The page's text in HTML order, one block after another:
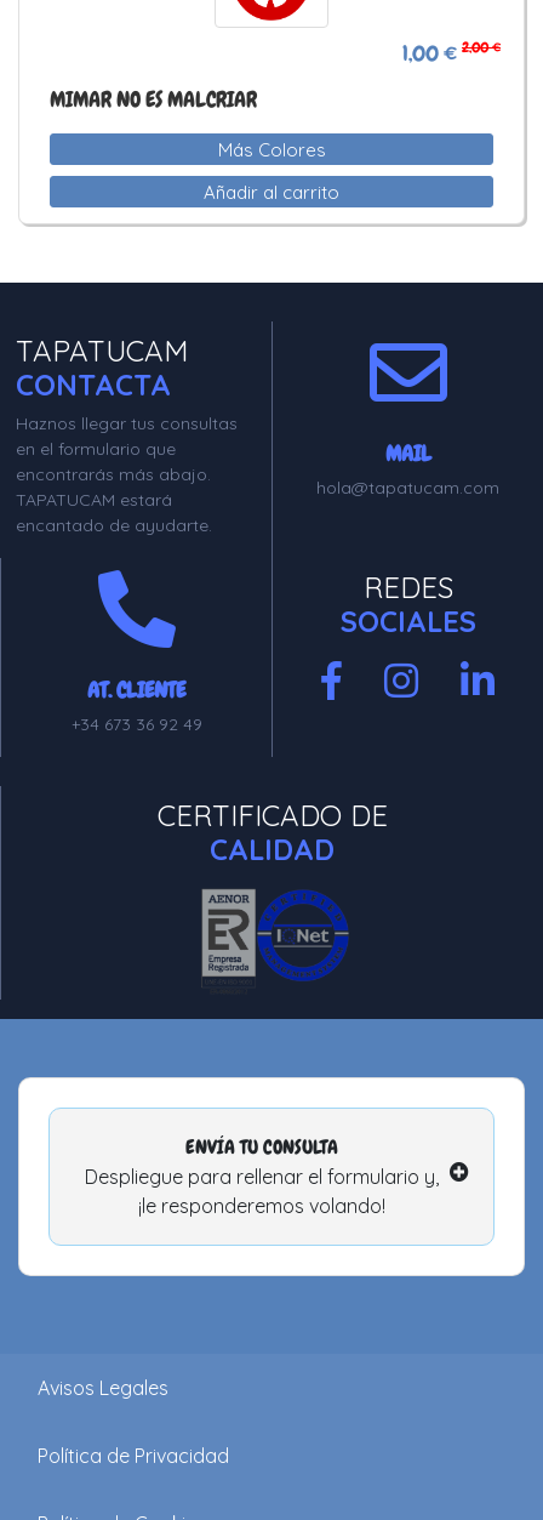
1,00 € 2,00 €
MIMAR NO ES MALCRIAR
Más Colores
Añadir al carrito
TAPATUCAM
CONTACTA
Haznos llegar tus consultas
en el formulario que
encontrarás más abajo.
TAPATUCAM estará
encantado de ayudarte.
MAIL
hola@tapatucam.com
AT. CLIENTE
+34 673 36 92 49
REDES
SOCIALES
CERTIFICADO DE
CALIDAD
ENVÍA TU CONSULTA
Despliegue para rellenar el formulario y,
¡le responderemos volando!
Avisos Legales
Política de Privacidad